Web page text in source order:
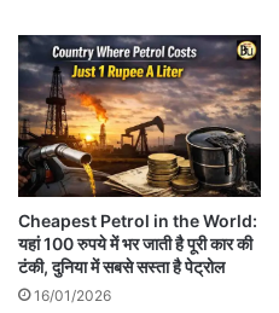
Cheapest Petrol in the World:
यहां 100 रुपये में भर जाती है पूरी कार की
टंकी, दुनिया में सबसे सस्ता है पेट्रोल
16/01/2026